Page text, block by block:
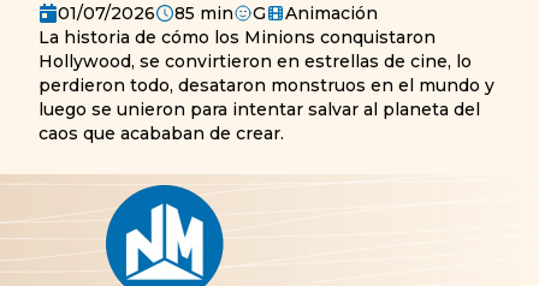
01/07/2026 85 min G
Animación
La historia de cómo los Minions conquistaron
Hollywood, se convirtieron en estrellas de cine, lo
perdieron todo, desataron monstruos en el mundo y
luego se unieron para intentar salvar al planeta del
caos que acababan de crear.